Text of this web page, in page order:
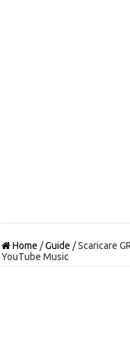
Home /Guide /Scaricare
YouTube Music